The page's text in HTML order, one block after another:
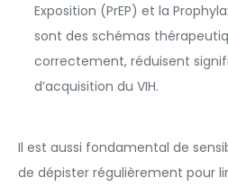
Exposition (PrEP) et la
sont des schémas
correctement, réduisent
d’acquisition du VIH.
Il est aussi fondamental de
de dépister régulièrement pour